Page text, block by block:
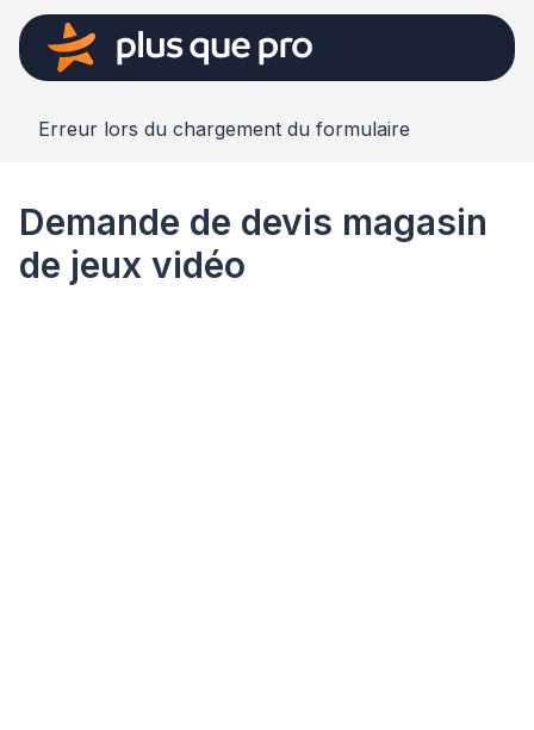
Erreur lors du chargement du formulaire
Demande de devis magasin
de jeux vidéo